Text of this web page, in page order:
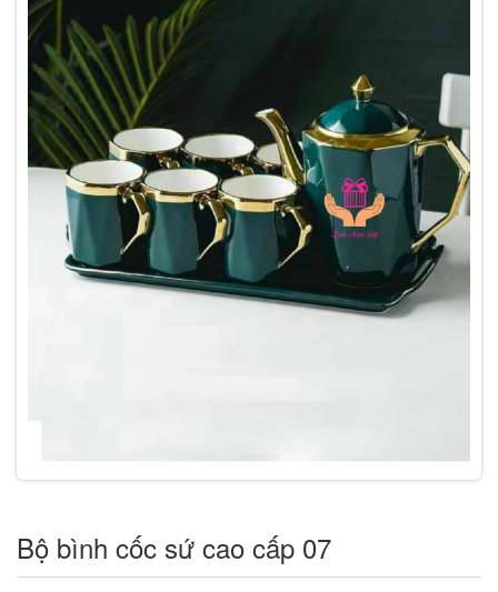
Bộ bình cốc sứ cao cấp 07